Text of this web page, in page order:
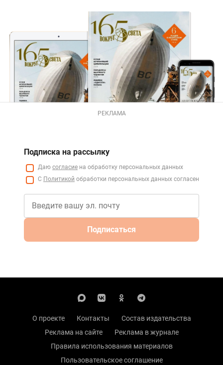
РЕКЛАМА
Подписка на рассылку
Даю согласие на обработку персональных данных
С Политикой обработки персональных данных согласен
Подписаться
О проекте Контакты
Состав издательства
Реклама на сайте
Реклама в журнале
Правила использования материалов
Пользовательское соглашение